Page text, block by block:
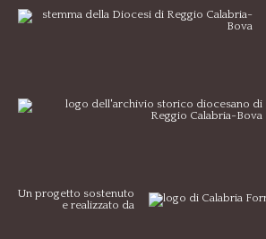
Un progetto sostenuto
e realizzato da